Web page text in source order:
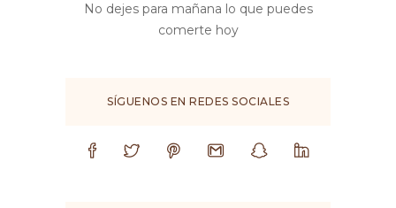
No dejes para mañana lo que puedes
comerte hoy
SÍGUENOS EN REDES SOCIALES